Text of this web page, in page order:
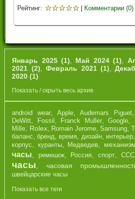
Рейтинг: ☆☆☆☆☆ Комментарии (0)
Январь 2025 (1) Май 2024 (1)
2021 (2) ,Февраль 2021 (1) ,
2020 (1)
Показать / скрыть весь архив
android wear, Apple,Audemars Piguet,
DeWitt, Fossil , Franck Muller,Google,
Mille, Rolex, Romain Jerome,Samsung,
баланс,бренд, время, дизайн, интерьер,
корпус, куранты, Медведев, механизм
часы, ремешок, Россия,спорт,
часы, часовая
швейцарские часы
Показать все теги